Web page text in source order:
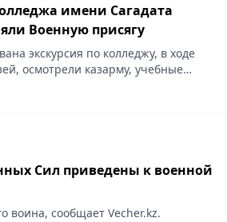
имени Сагадата
Военную присягу
экскурсия по колледжу, в ходе
осмотрели казарму, учебные
Vecher.kz.
Сил приведены к военной
воина, сообщает Vecher.kz.